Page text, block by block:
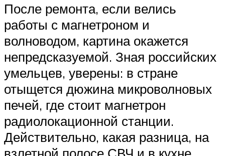
После ремонта, если велись
работы с магнетроном и
волноводом, картина окажется
непредсказуемой. Зная российских
умельцев, уверены: в стране
отыщется дюжина микроволновых
печей, где стоит магнетрон
радиолокационной станции.
Действительно, какая разница, на